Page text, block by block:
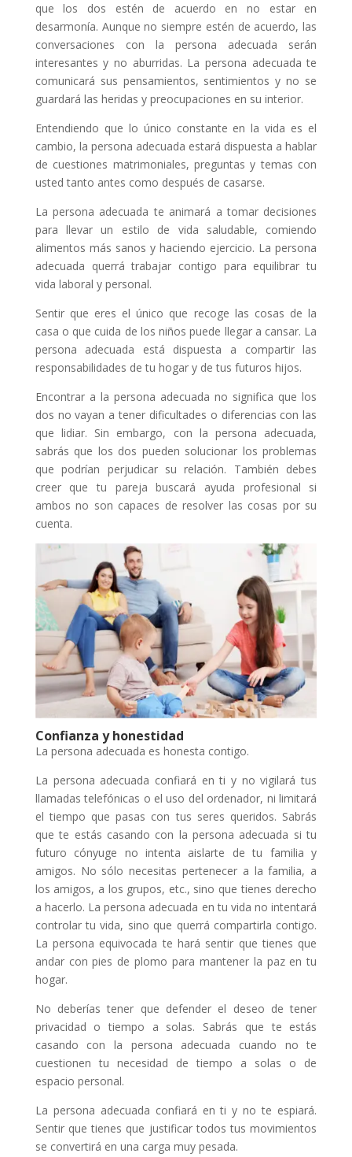
que los dos estén de acuerdo en no estar en
desarmonía. Aunque no siempre estén de acuerdo, las
conversaciones con la persona adecuada serán
interesantes y no aburridas. La persona adecuada te
comunicará sus pensamientos, sentimientos y no se
guardará las heridas y preocupaciones en su interior.
Entendiendo que lo único constante en la vida es el
cambio, la persona adecuada estará dispuesta a hablar
de cuestiones matrimoniales, preguntas y temas con
usted tanto antes como después de casarse.
La persona adecuada te animará a tomar decisiones
para llevar un estilo de vida saludable, comiendo
alimentos más sanos y haciendo ejercicio. La persona
adecuada querrá trabajar contigo para equilibrar tu
vida laboral y personal.
Sentir que eres el único que recoge las cosas de la
casa o que cuida de los niños puede llegar a cansar. La
persona adecuada está dispuesta a compartir las
responsabilidades de tu hogar y de tus futuros hijos.
Encontrar a la persona adecuada no significa que los
dos no vayan a tener dificultades o diferencias con las
que lidiar. Sin embargo, con la persona adecuada,
sabrás que los dos pueden solucionar los problemas
que podrían perjudicar su relación. También debes
creer que tu pareja buscará ayuda profesional si
ambos no son capaces de resolver las cosas por su
cuenta.
Confianza y honestidad
La persona adecuada es honesta contigo.
La persona adecuada confiará en ti y no vigilará tus
llamadas telefónicas o el uso del ordenador, ni limitará
el tiempo que pasas con tus seres queridos. Sabrás
que te estás casando con la persona adecuada si tu
futuro cónyuge no intenta aislarte de tu familia y
amigos. No sólo necesitas pertenecer a la familia, a
los amigos, a los grupos, etc., sino que tienes derecho
a hacerlo. La persona adecuada en tu vida no intentará
controlar tu vida, sino que querrá compartirla contigo.
La persona equivocada te hará sentir que tienes que
andar con pies de plomo para mantener la paz en tu
hogar.
No deberías tener que defender el deseo de tener
privacidad o tiempo a solas. Sabrás que te estás
casando con la persona adecuada cuando no te
cuestionen tu necesidad de tiempo a solas o de
espacio personal.
La persona adecuada confiará en ti y no te espiará.
Sentir que tienes que justificar todos tus movimientos
se convertirá en una carga muy pesada.